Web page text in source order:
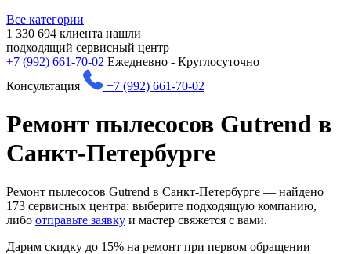
Все категории
1 330 694 клиента нашли
подходящий сервисный центр
+7 (992) 661-70-02 Ежедневно - Круглосуточно
Консультация
+7 (992) 661-70-02
Ремонт пылесосов Gutrend в
Санкт-Петербурге
Ремонт пылесосов Gutrend в Санкт-Петербурге — найдено
173 сервисных центра: выберите подходящую компанию,
либо отправьте заявку и мастер свяжется с вами.
Дарим скидку до 15% на ремонт при первом обращении